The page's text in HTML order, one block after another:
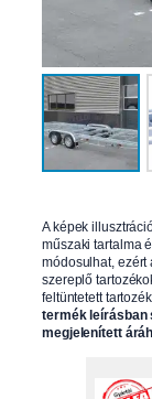
A képek
műszaki tartalma
módosulhat, ezért
szereplő
feltüntetett
termék leírásban
megjelenített